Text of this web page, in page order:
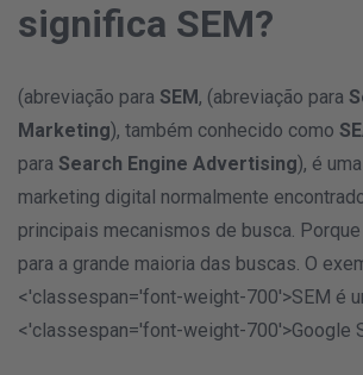
significa SEM?
(abreviação para SEM, (abreviação para
Marketing), também conhecido como
para Search Engine Advertising), é
marketing digital normalmente
principais mecanismos de busca.
para a grande maioria das buscas. O
<'classespan='font-weight-700'>SEM é
<'classespan='font-weight-700'>Google